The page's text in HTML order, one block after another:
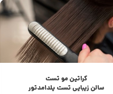
کراتین مو تست
سالن زیبایی تست یلدامدتور